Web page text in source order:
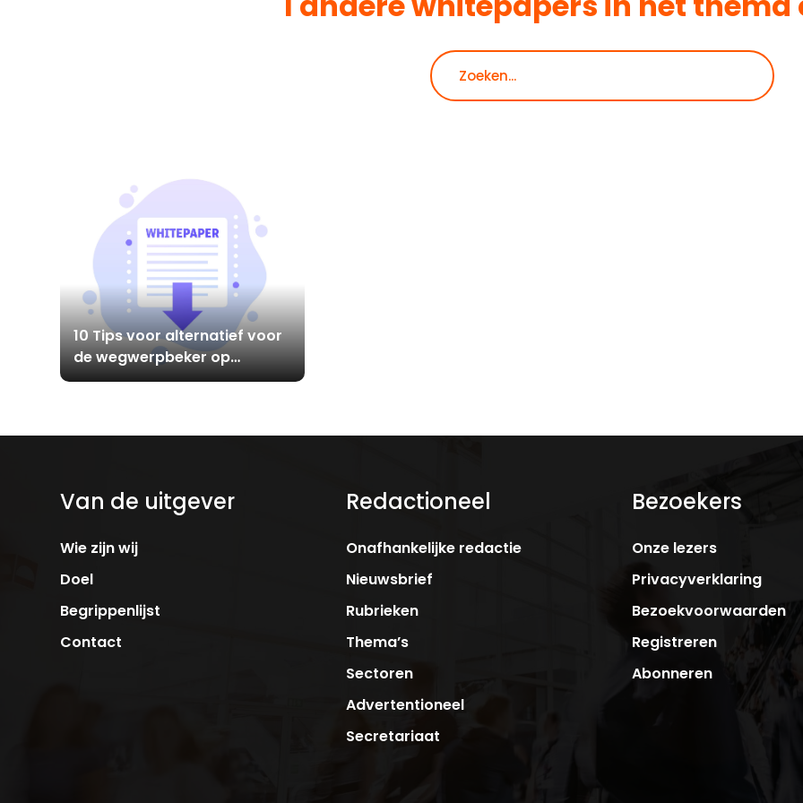
10 Tips voor alternatief voor
de wegwerpbeker op
kantoor
Van de uitgever
Wie zijn wij
Doel
Begrippenlijst
Contact
Redactioneel
Onafhankelijke redactie
Nieuwsbrief
Rubrieken
Thema’s
Sectoren
Advertentioneel
Secretariaat
Bezoekers
Onze lezers
Privacyverklaring
Bezoekvoorwaarden
Registreren
Abonneren